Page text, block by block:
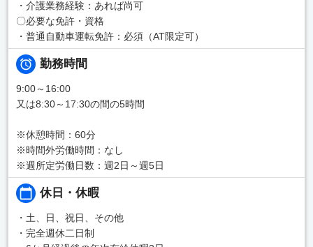
・介護業務経験：あれば尚可
〇必要な免許・資格
・普通自動車運転免許：必須（AT限定可）
勤務時間
9:00～16:00
又は8:30～17:30の間の5時間
※休憩時間：60分
※時間外労働時間：なし
※週所定労働日数：週2日～週5日
休日・休暇
・土、日、祝日、その他
・完全週休二日制